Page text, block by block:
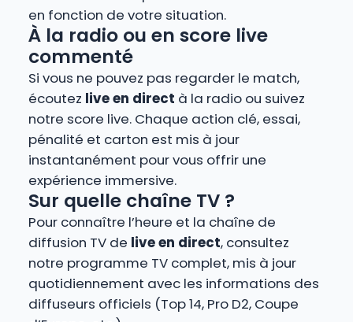
en fonction de votre situation.
À la radio ou en score live
commenté
Si vous ne pouvez pas regarder le match,
écoutez live en direct à la radio ou suivez
notre score live. Chaque action clé, essai,
pénalité et carton est mis à jour
instantanément pour vous offrir une
expérience immersive.
Sur quelle chaîne TV ?
Pour connaître l’heure et la chaîne de
diffusion TV de live en direct, consultez
notre programme TV complet, mis à jour
quotidiennement avec les informations des
diffuseurs officiels (Top 14, Pro D2, Coupe